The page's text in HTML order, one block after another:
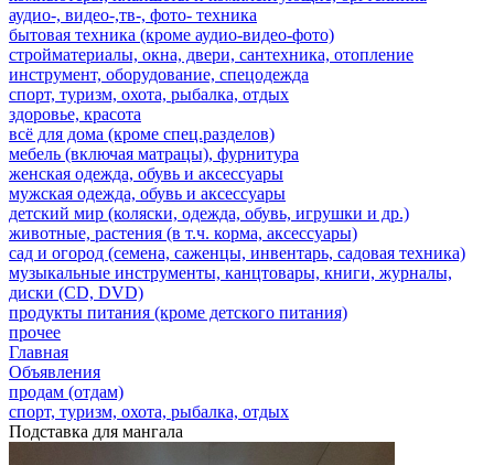
аудио-, видео-,тв-, фото- техника
бытовая техника (кроме аудио-видео-фото)
стройматериалы, окна, двери, сантехника, отопление
инструмент, оборудование, спецодежда
спорт, туризм, охота, рыбалка, отдых
здоровье, красота
всё для дома (кроме спец.разделов)
мебель (включая матрацы), фурнитура
женская одежда, обувь и аксессуары
мужская одежда, обувь и аксессуары
детский мир (коляски, одежда, обувь, игрушки и др.)
животные, растения (в т.ч. корма, аксессуары)
сад и огород (семена, саженцы, инвентарь, садовая техника)
музыкальные инструменты, канцтовары, книги, журналы,
диски (CD, DVD)
продукты питания (кроме детского питания)
прочее
Главная
Объявления
продам (отдам)
спорт, туризм, охота, рыбалка, отдых
Подставка для мангала